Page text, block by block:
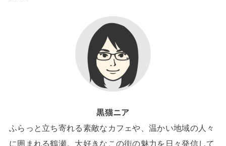
黒猫ニア
ふらっと立ち寄れる素敵なカフェや、温かい地域の人々
に囲まれる鶴瀬。大好きなこの街の魅力を日々発信して